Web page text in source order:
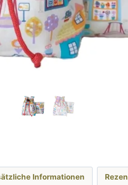
Informationen